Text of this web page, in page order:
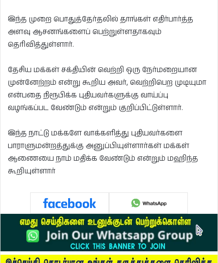
இந்த முறை பொதுத்தேர்தலில் தாங்கள் எதிர்பார்த்த
அளவு ஆசனங்களைப் பெற்றுள்ளதாகவும்
தெரிவித்துள்ளார்.
தேசிய மக்கள் சக்தியின் வெற்றி ஒரு நேர்மறையான
முன்னேற்றம் என்று கூறிய அவர், வெற்றிபெற முடியுமா
என்பதை நிரூபிக்க புதியவர்களுக்கு வாய்ப்பு
வழங்கப்பட வேண்டும் என்றும் குறிப்பிட்டுள்ளார்.
இந்த நாட்டு மக்களே வாக்களித்து புதியவர்களை
பாராளுமன்றத்துக்கு அனுப்பியுள்ளார்கள் மக்கள்
ஆணையை நாம் மதிக்க வேண்டும் என்றும் மஹிந்த
கூறியுள்ளார்